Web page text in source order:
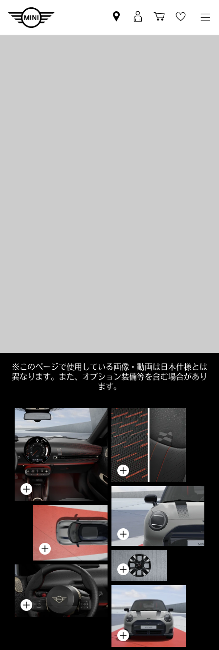
Mini
dealer
MyMini
login
Shopping
cart
Wishlist
※このページで使用している画像・動画は日本仕様とは
異なります。また、オプション装備等を含む場合があり
ます。